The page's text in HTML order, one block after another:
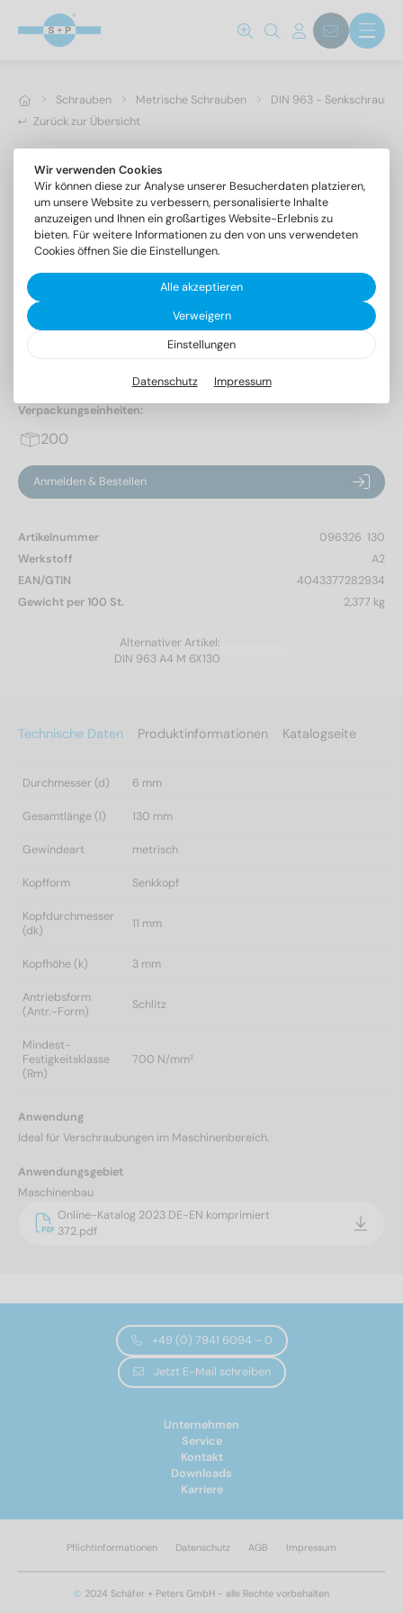
Schrauben Metrische Schrauben
DIN 963 -
Zurück zur Übersicht
DIN 963 A2 M 6X130
Senkschrauben mit Schlitz
Verpackungseinheiten:
200
Anmelden & Bestellen
Artikelnummer
096326  130
Werkstoff
A2
EAN/GTIN
4043377282934
Gewicht per 100 St.
2,377 kg
Alternativer Artikel:
DIN 963 A4 M 6X130
Technische Daten Produktinformationen Katalogseite
Durchmesser (d) 6 mm
Gesamtlänge (l) 130 mm
Gewindeart metrisch
Kopfform Senkkopf
Kopfdurchmesser
(dk)
11 mm
Kopfhöhe (k) 3 mm
Antriebsform
(Antr.-Form)
Schlitz
Mindest-
Festigkeitsklasse
(Rm)
700 N/mm²
Anwendung
Ideal für Verschraubungen im Maschinenbereich.
Anwendungsgebiet
Maschinenbau
Online-Katalog 2023 DE-EN komprimiert
372.pdf
+49 (0) 7941 6094 – 0
Jetzt E-Mail schreiben
Unternehmen
Service
Kontakt
Downloads
Karriere
© 2024 Schäfer + Peters GmbH - alle Rechte vorbehalten
Pflichtinformationen Datenschutz AGB Impressum
Wir verwenden Cookies
Wir können diese zur Analyse unserer Besucherdaten platzieren,
um unsere Website zu verbessern, personalisierte Inhalte
anzuzeigen und Ihnen ein großartiges Website-Erlebnis zu
bieten. Für weitere Informationen zu den von uns verwendeten
Cookies öffnen Sie die Einstellungen.
Alle akzeptieren
Verweigern
Einstellungen
Datenschutz Impressum